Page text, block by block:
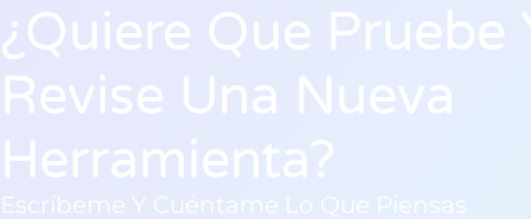
¿Quiere Que Pruebe
Revise Una Nueva
Herramienta?
Escríbeme Y Cuéntame Lo Que Piensas